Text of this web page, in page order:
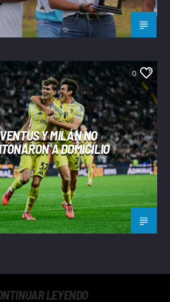
0
Y MILÁN NO
A DOMICILIO
LEYENDO